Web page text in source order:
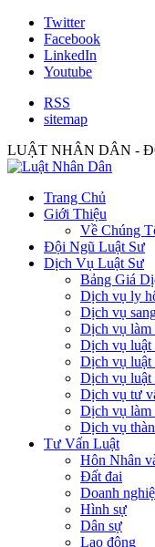
Twitter
Facebook
LinkedIn
Youtube
RSS
sitemap
LUẬT NHÂN DÂN -
Trang Chủ
Giới Thiệu
Về Chúng
Đội Ngũ Luật Sư
Dịch Vụ Luật Sư
Bảng Giá
Dịch vụ ly
Dịch vụ
Dịch vụ làm
Dịch vụ luật
Dịch vụ luật
Dịch vụ luật
Dịch vụ tư
Dịch vụ làm
Dịch vụ
Tư Vấn Luật
Hôn Nhân
Đất đai
Doanh
Hình sự
Dân sự
Lao động